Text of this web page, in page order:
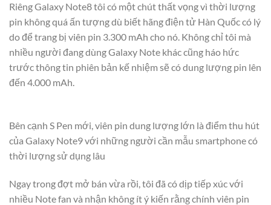
Riêng Galaxy Note8 tôi có một chút thất vọng vì thời lượng
pin không quá ấn tượng dù biết hãng điện tử Hàn Quốc có lý
do để trang bị viên pin 3.300 mAh cho nó. Không chỉ tôi mà
nhiều người đang dùng Galaxy Note khác cũng háo hức
trước thông tin phiên bản kế nhiệm sẽ có dung lượng pin lên
đến 4.000 mAh.
Bên cạnh S Pen mới, viên pin dung lượng lớn là điểm thu hút
của Galaxy Note9 với những người cần mẫu smartphone có
thời lượng sử dụng lâu
Ngay trong đợt mở bán vừa rồi, tôi đã có dịp tiếp xúc với
nhiều Note fan và nhận không ít ý kiến rằng chính viên pin